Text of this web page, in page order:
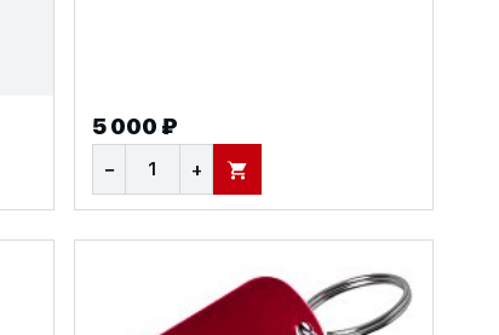
5 000 ₽
− + В КОРЗИНУ